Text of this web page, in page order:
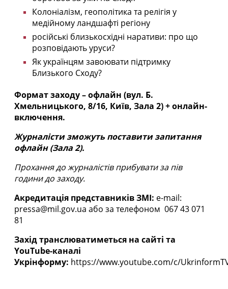
Колоніалізм, геополітика та релігія у
медійному ландшафті регіону
російські близькосхідні наративи: про що
розповідають уруси?
Як українцям завоювати підтримку
Близького Сходу?
Формат заходу – офлайн (вул. Б.
Хмельницького, 8/16, Київ, Зала 2) + онлайн-
включення.
Журналісти зможуть поставити запитання
офлайн (Зала 2).
Прохання до журналістів прибувати за пів
години до заходу.
Акредитація представників ЗМІ: e-mail:
pressa@mil.gov.ua або за телефоном 067 43 071
81
Захід транслюватиметься на сайті та
YouTube-каналі
Укрінформу: https://www.youtube.com/c/